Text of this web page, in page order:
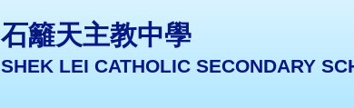
石籬天主教中學
SHEK LEI CATHOLIC SECONDARY